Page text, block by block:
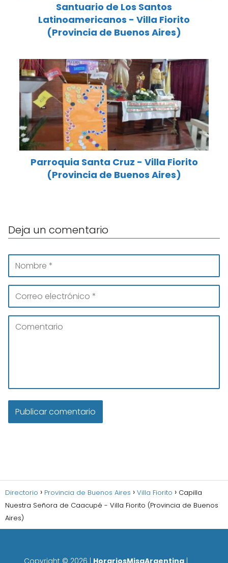
Santuario de Los Santos
Latinoamericanos - Villa Fiorito
(Provincia de Buenos Aires)
Parroquia Santa Cruz - Villa Fiorito
(Provincia de Buenos Aires)
Deja un comentario
Directorio Provincia de Buenos Aires Villa Fiorito
Capilla
Nuestra Señora de Caacupé - Villa Fiorito (Provincia de Buenos
Aires)